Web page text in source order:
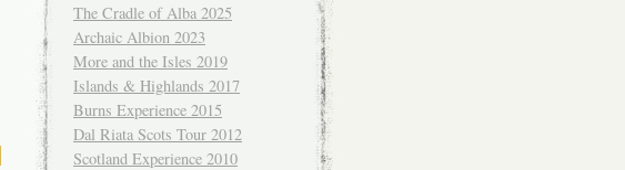
The Cradle of Alba 2025
Archaic Albion 2023
More and the Isles 2019
Islands & Highlands 2017
Burns Experience 2015
Dal Riata Scots Tour 2012
Scotland Experience 2010